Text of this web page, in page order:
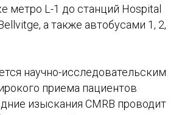
метро L-1 до станций Hospital
а также автобусами 1, 2,
научно-исследовательским
приема пациентов
изыскания CMRB проводит